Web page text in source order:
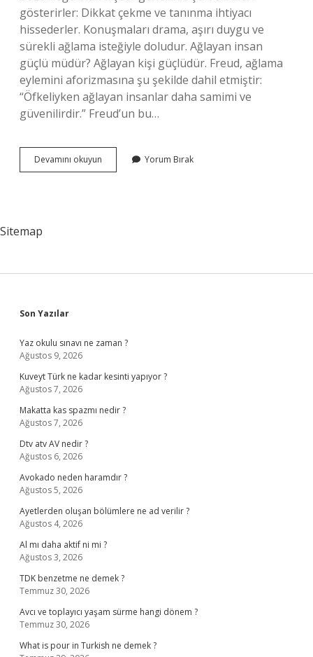
gösterirler: Dikkat çekme ve tanınma ihtiyacı
hissederler. Konuşmaları drama, aşırı duygu ve
sürekli ağlama isteğiyle doludur. Ağlayan insan
güçlü müdür? Ağlayan kişi güçlüdür. Freud, ağlama
eylemini aforizmasına şu şekilde dahil etmiştir:
“Öfkeliyken ağlayan insanlar daha samimi ve
güvenilirdir.” Freud’un bu…
Devamını okuyun Ağlayan
Insana
Yorum Bırak
Sitemap
Sidebar
Son Yazılar
Yaz okulu sınavı ne zaman ?
Ağustos 9, 2026
Kuveyt Türk ne kadar kesinti yapıyor ?
Ağustos 7, 2026
Makatta kas spazmı nedir ?
Ağustos 7, 2026
Dtv atv AV nedir ?
Ağustos 6, 2026
Avokado neden haramdır ?
Ağustos 5, 2026
Ayetlerden oluşan bölümlere ne ad verilir ?
Ağustos 4, 2026
Al mı daha aktif ni mi ?
Ağustos 3, 2026
TDK benzetme ne demek ?
Temmuz 30, 2026
Avcı ve toplayıcı yaşam sürme hangi dönem ?
Temmuz 30, 2026
What is pour in Turkish ne demek ?